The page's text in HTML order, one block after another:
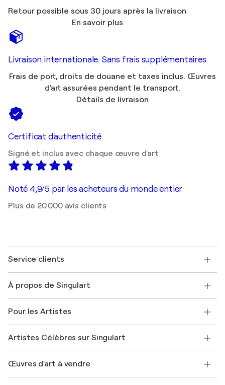
Retour possible sous 30 jours après la livraison
En savoir plus
Livraison internationale. Sans frais supplémentaires.
Frais de port, droits de douane et taxes inclus. Œuvres
d'art assurées pendant le transport.
Détails de livraison
Certificat d'authenticité
Signé et inclus avec chaque œuvre d'art
Noté 4,9/5 par les acheteurs du monde entier
Plus de 20 000 avis clients
Service clients
Expédition
Offrir une carte cadeau
Rejoignez notre programme commercial
Mon compte
+33 1 76 44 06 42
À propos de Singulart
FAQ
Magazine Singulart
Emplois
Découvrez une sélection d'art original
Pour les Artistes
Se connecter en tant qu'Artiste
Artistes Célèbres sur Singulart
Marc Chagall
Œuvres d'art à vendre